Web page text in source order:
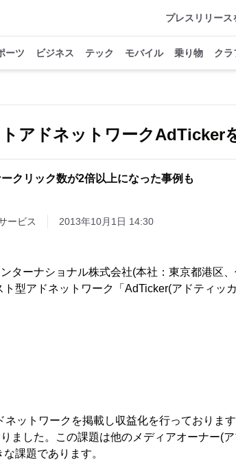
プレスリリース
ーツ ビジネス テック モバイル 乗り物 クラ
アドネットワークAdTicker
クリック数が2倍以上になった事例も
ービス 2013年10月1日 14:30
ターナショナル株式会社(本社：東京都港区
型アドネットワーク「AdTicker(アドティッ
ットワークを掲載し収益化を行っておりま
ました。この課題は他のメディアオーナー(
課題であります。